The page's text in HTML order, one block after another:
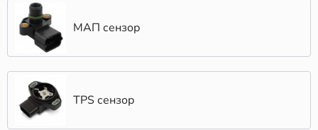
МАП сензор
TPS сензор